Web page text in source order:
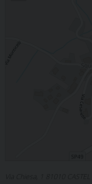
Via Chiesa, 1 81010 CASTEL